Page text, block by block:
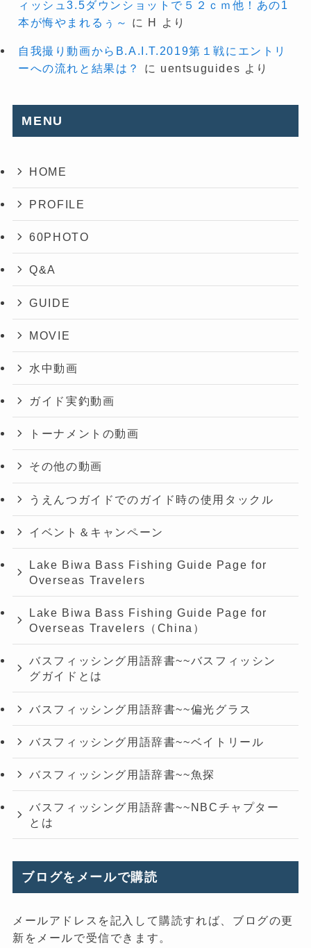
ィッシュ3.5ダウンショットで５２ｃｍ他！あの1
本が悔やまれるぅ～
に H より
自我撮り動画からB.A.I.T.2019第１戦にエントリ
ーへの流れと結果は？
に uentsuguides より
MENU
HOME
PROFILE
60PHOTO
Q&A
GUIDE
MOVIE
水中動画
ガイド実釣動画
トーナメントの動画
その他の動画
うえんつガイドでのガイド時の使用タックル
イベント＆キャンペーン
Lake Biwa Bass Fishing Guide Page for
Overseas Travelers
Lake Biwa Bass Fishing Guide Page for
Overseas Travelers（China）
バスフィッシング用語辞書~~バスフィッシン
グガイドとは
バスフィッシング用語辞書~~偏光グラス
バスフィッシング用語辞書~~ベイトリール
バスフィッシング用語辞書~~魚探
バスフィッシング用語辞書~~NBCチャプター
とは
ブログをメールで購読
メールアドレスを記入して購読すれば、ブログの更
新をメールで受信できます。